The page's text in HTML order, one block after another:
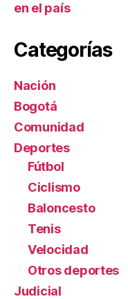
en el país
Categorías
Nación
Bogotá
Comunidad
Deportes
Fútbol
Ciclismo
Baloncesto
Tenis
Velocidad
Otros deportes
Judicial